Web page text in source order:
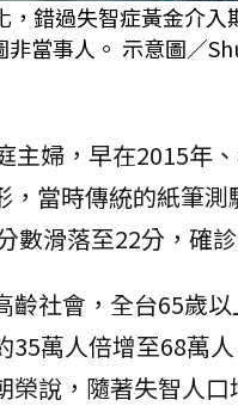
，錯過失智症黃金介
非當事人。 示意圖／
主婦，早在2015年
，當時傳統的紙筆
數滑落至22分，確
齡社會，全台65歲
35萬人倍增至68萬
榮說，隨著失智人